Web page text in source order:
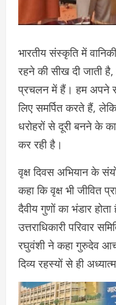
भारतीय संस्कृति में
रहने की सीख दी जाती
प्रचलन में हैं। हम अपने
लिए समर्पित करते हैं,
धरोहरों से दूरी बनने के
कर रही है।
वृक्ष दिवस अभियान के
कहा कि वृक्ष भी जीवित
दैवीय गुणों का भंडार
उत्तराधिकारी परिवार
रघुवंशी ने कहा गुरुदेव
दिव्य रहस्यों से ही